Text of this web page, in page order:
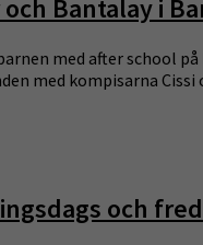
Bantalay i
med after school på
med kompisarna Cissi
och